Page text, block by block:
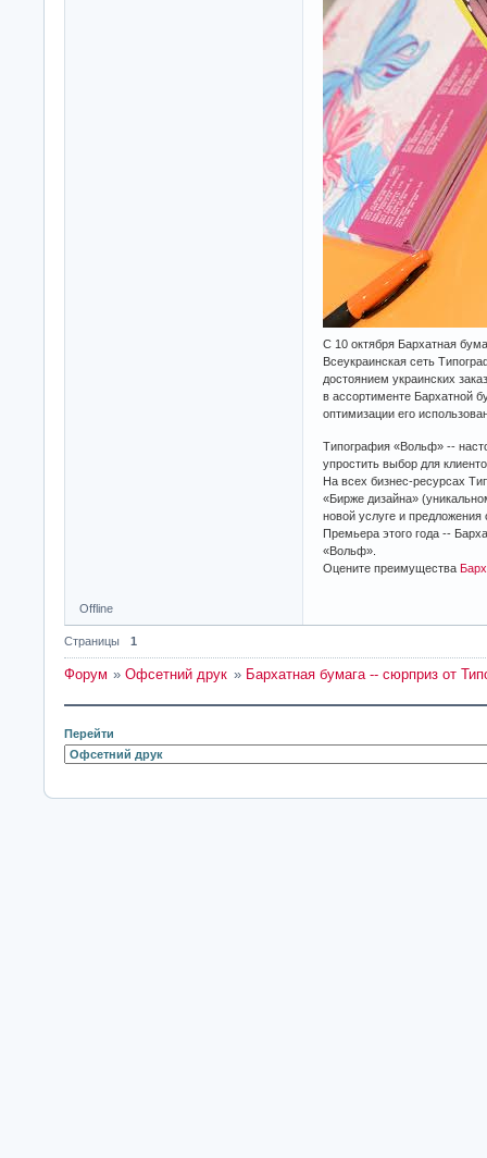
С 10 октября Бархатная
Всеукраинская сеть
достоянием украинских
в ассортименте Бархатной
оптимизации его
Типография «Вольф» --
упростить выбор для
На всех бизнес-ресурсах
«Бирже дизайна»
новой услуге и
Премьера этого года --
«Вольф».
Оцените преимущества
Offline
Страницы 1
Форум »Офсетний друк » Бархатная бумага -- сюрприз от
Перейти